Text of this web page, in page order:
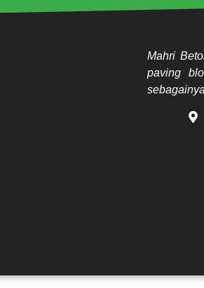
Mahri
paving